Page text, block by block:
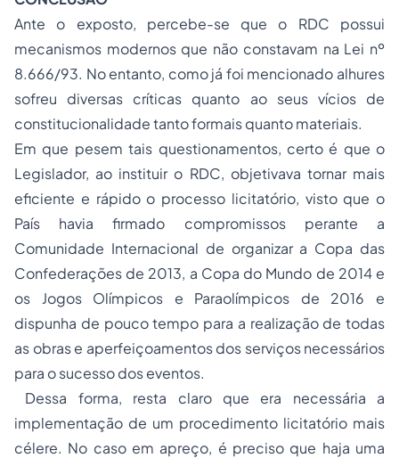
Ante o exposto, percebe-se que o RDC possui
mecanismos modernos que não constavam na Lei nº
8.666/93. No entanto, como já foi mencionado alhures
sofreu diversas críticas quanto ao seus vícios de
constitucionalidade tanto formais quanto materiais.
Em que pesem tais questionamentos, certo é que o
Legislador, ao instituir o RDC, objetivava tornar mais
eficiente e rápido o processo licitatório, visto que o
País havia firmado compromissos perante a
Comunidade Internacional de organizar a Copa das
Confederações de 2013, a Copa do Mundo de 2014 e
os Jogos Olímpicos e Paraolímpicos de 2016 e
dispunha de pouco tempo para a realização de todas
as obras e aperfeiçoamentos dos serviços necessários
para o sucesso dos eventos.
Dessa forma, resta claro que era necessária a
implementação de um procedimento licitatório mais
célere. No caso em apreço, é preciso que haja uma